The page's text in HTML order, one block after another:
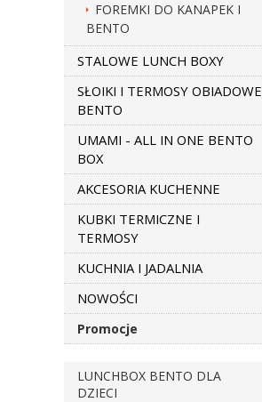
FOREMKI DO KANAPEK I
BENTO
STALOWE LUNCH BOXY
SŁOIKI I TERMOSY OBIADOWE
BENTO
UMAMI - ALL IN ONE BENTO
BOX
AKCESORIA KUCHENNE
KUBKI TERMICZNE I
TERMOSY
KUCHNIA I JADALNIA
NOWOŚCI
Promocje
LUNCHBOX BENTO DLA
DZIECI